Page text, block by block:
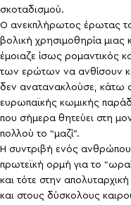
σκοταδισμού.
Ο ανεκπλήρωτος έρωτας
βολική χρησιμοθηρία
έμοιαζε ίσως ρομαντικός
των ερώτων να ανθίσουν
δεν ανατανακλούσε, κάτω
ευρωπαϊκής κωμικής
που σήμερα θητεύει στη
πολλού το “μαζί”.
Η συντριβή ενός ανθρώπου
πρωτεϊκή ορμή για το
και τότε στην
και στους δύσκολους